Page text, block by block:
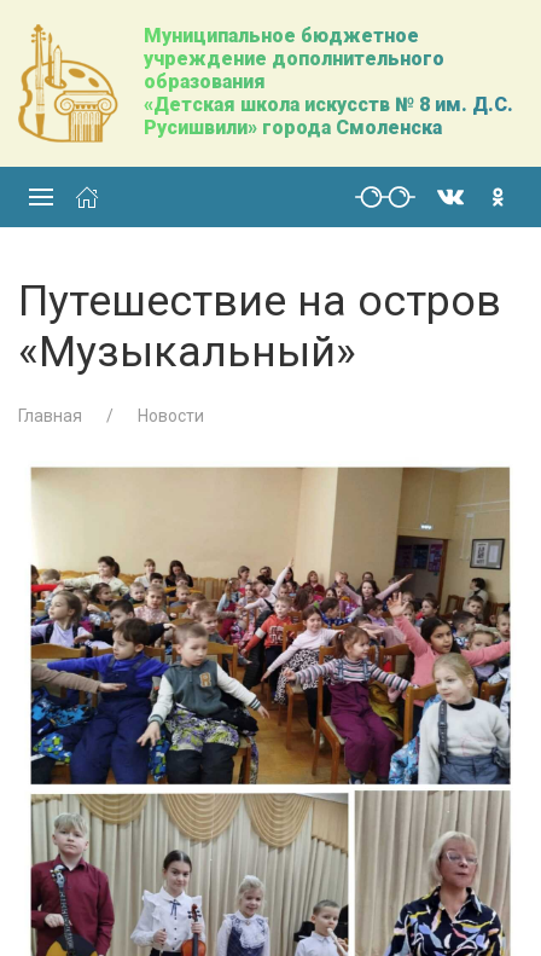
Муниципальное бюджетное
учреждение дополнительного
образования
«Детская школа искусств № 8 им. Д.С.
Русишвили» города Смоленска
Путешествие на остров
«Музыкальный»
Главная Новости